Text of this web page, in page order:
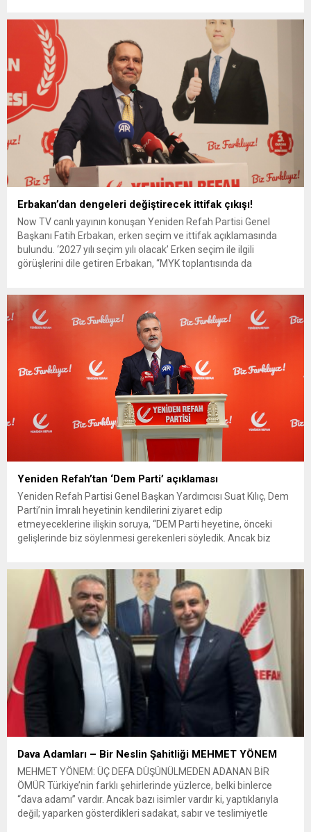
çalışmalarına ilişkin yazılı açıklama yaptı. Aydal, Diyarbakır,
Erzurum ve Trakya bölgelerinde planlanan çalışmaların çevre,...
Erbakan’dan dengeleri değiştirecek ittifak çıkışı!
Now TV canlı yayının konuşan Yeniden Refah Partisi Genel
Başkanı Fatih Erbakan, erken seçim ve ittifak açıklamasında
bulundu. ‘2027 yılı seçim yılı olacak’ Erken seçim ile ilgili
görüşlerini dile getiren Erbakan, “MYK toplantısında da
Yeniden Refah’tan ‘Dem Parti’ açıklaması
Yeniden Refah Partisi Genel Başkan Yardımcısı Suat Kılıç, Dem
Parti’nin İmralı heyetinin kendilerini ziyaret edip
etmeyeceklerine ilişkin soruya, “DEM Parti heyetine, önceki
gelişlerinde biz söylenmesi gerekenleri söyledik. Ancak biz
duymamış olabilirler. Biz...
Dava Adamları – Bir Neslin Şahitliği MEHMET YÖNEM
MEHMET YÖNEM: ÜÇ DEFA DÜŞÜNÜLMEDEN ADANAN BİR
ÖMÜR Türkiye’nin farklı şehirlerinde yüzlerce, belki binlerce
“dava adamı” vardır. Ancak bazı isimler vardır ki, yaptıklarıyla
değil; yaparken gösterdikleri sadakat, sabır ve teslimiyetle